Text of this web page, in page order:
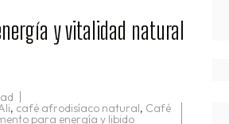
y vitalidad natural
, café afrodisíaco natural, Café
para energía y libido